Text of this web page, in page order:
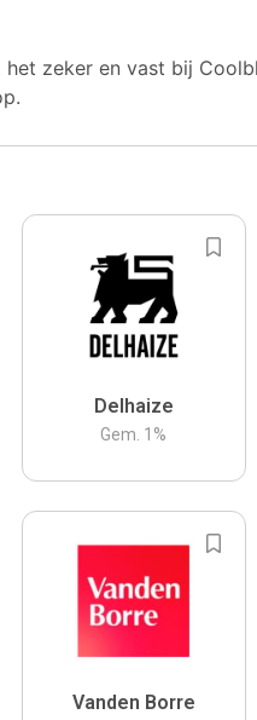
zeker en vast bij
Delhaize
Gem. 1 %
Vanden Borre